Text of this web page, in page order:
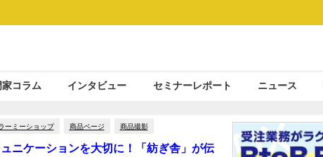
家コラム インタビュー セミナーレポート ニュース
ーミーショップ 商品ページ 商品撮影
ニケーションを大切に！「紡ぎ舎」が伝